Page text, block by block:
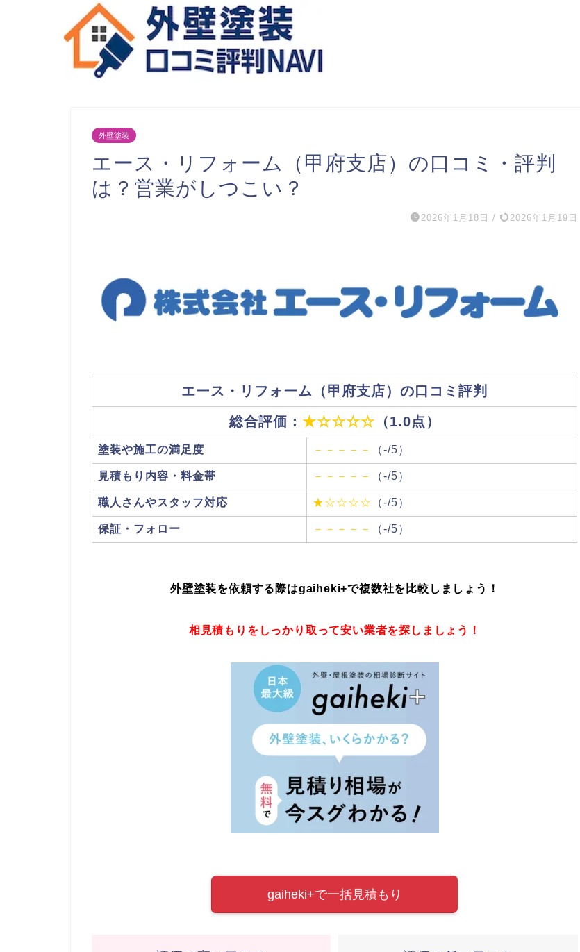
外壁塗装
エース・リフォーム（甲府支店）の口コミ・評判
は？営業がしつこい？
2026年1月18日 / 2026年1月19日
エース・リフォーム（甲府支店）の口コミ評判
総合評価： ★☆☆☆☆ （1.0点）
塗装や施工の満足度 －－－－－ （-/5）
見積もり内容・料金帯 －－－－－ （-/5）
職人さんやスタッフ対応 ★☆☆☆☆ （-/5）
保証・フォロー －－－－－ （-/5）
外壁塗装を依頼する際はgaiheki+で複数社を比較しましょう！
相見積もりをしっかり取って安い業者を探しましょう！
gaiheki+で一括見積もり